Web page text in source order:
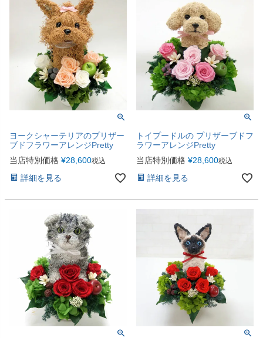
ヨークシャーテリアのプリザー
ブドフラワーアレンジPretty
当店特別価格 ¥28,600税込
詳細を見る
トイプードルの プリザーブドフ
ラワーアレンジPretty
当店特別価格 ¥28,600税込
詳細を見る